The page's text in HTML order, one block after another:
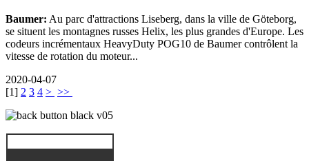
Baumer: Au parc d'attractions Liseberg, dans la ville de Göteborg,
se situent les montagnes russes Helix, les plus grandes d'Europe. Les
codeurs incrémentaux HeavyDuty POG10 de Baumer contrôlent la
vitesse de rotation du moteur...
2020-04-07
[1] 2 3 4 > >>